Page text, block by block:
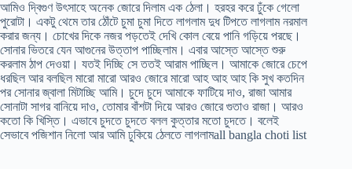
আমিও দ্বিগুণ উৎসাহে অনেক জোরে দিলাম এক ঠেলা। হরহর করে ঢুঁকে গেলো
পুরোটা। একটু থেমে তার ঠোঁটে চুমা চুমা দিতে লাগলাম দুধ টিপতে লাগলাম নরমাল
করার জন্য। চোখের দিকে নজর পড়তেই দেখি কোল বেয়ে পানি গড়িয়ে পরছে।
সোনার ভিতরে যেন আগুনের উত্তাপ পাচ্ছিলাম। এবার আস্তে আস্তে শুরু
করলাম ঠাপ দেওয়া। যতই দিচ্ছি সে ততই আরাম পাচ্ছিল। আমাকে জোরে চেপে
ধরছিল আর বলছিল মারো মারো আরও জোরে মারো আহ আহ আহ কি সুখ কতদিন
পর সোনার জ্বালা মিটাচ্ছি আমি। চুদে চুদে আমাকে ফাটিয়ে দাও, রাজা আমার
সোনাটা সাগর বানিয়ে দাও, তোমার বাঁশটা দিয়ে আরও জোরে গুতাও রাজা। আরও
কতো কি খিস্তি। এভাবে চুদতে চুদতে বলল কুত্তার মতো চুদতে। বলেই
সেভাবে পজিশান নিলো আর আমি ঢুকিয়ে ঠেলতে লাগলামall bangla choti list